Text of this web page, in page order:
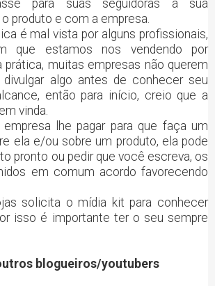
para suas seguidoras a sua
produto e com a empresa.
é mal vista por alguns profissionais,
que estamos nos vendendo por
prática, muitas empresas não querem
divulgar algo antes de conhecer seu
então para início, creio que a
vinda.
lhe pagar para que faça um
ela e/ou sobre um produto, ela pode
pronto ou pedir que você escreva, os
em comum acordo favorecendo
solicita o mídia kit para conhecer
isso é importante ter o seu sempre
blogueiros/youtubers